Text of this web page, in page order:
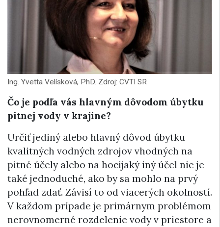
Ing. Yvetta Velísková, PhD. Zdroj: CVTI SR
Čo je podľa vás hlavným dôvodom úbytku
pitnej vody v krajine?
Určiť jediný alebo hlavný dôvod úbytku
kvalitných vodných zdrojov vhodných na
pitné účely alebo na hocijaký iný účel nie je
také jednoduché, ako by sa mohlo na prvý
pohľad zdať. Závisí to od viacerých okolností.
V každom prípade je primárnym problémom
nerovnomerné rozdelenie vody v priestore a